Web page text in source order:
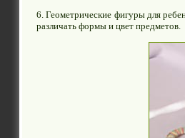
6. Геометрические фигуры для
различать формы и цвет предметов.